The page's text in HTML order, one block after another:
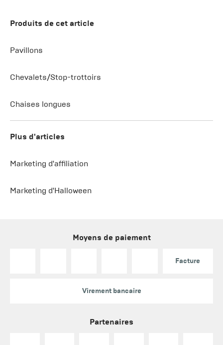
Produits de cet article
Pavillons
Chevalets/Stop-trottoirs
Chaises longues
Plus d'articles
Marketing d'affiliation
Marketing d'Halloween
Moyens de paiement
Facture
Virement bancaire
Partenaires